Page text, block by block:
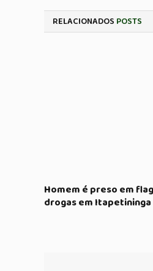
RELACIONADOS POSTS
Homem é preso em
drogas em Itapetininga